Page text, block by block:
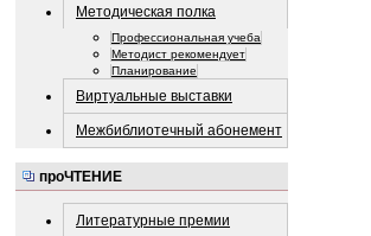
Методическая полка
Профессиональная учеба
Методист рекомендует
Планирование
Виртуальные выставки
Межбиблиотечный абонемент
проЧТЕНИЕ
Литературные премии